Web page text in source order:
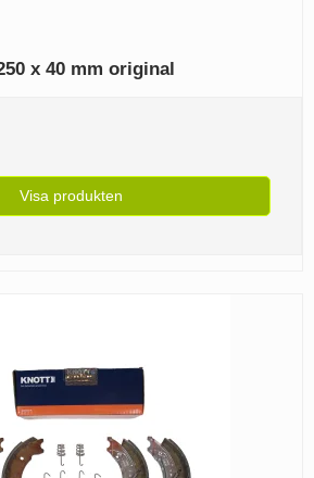
x 40 mm original
Visa produkten